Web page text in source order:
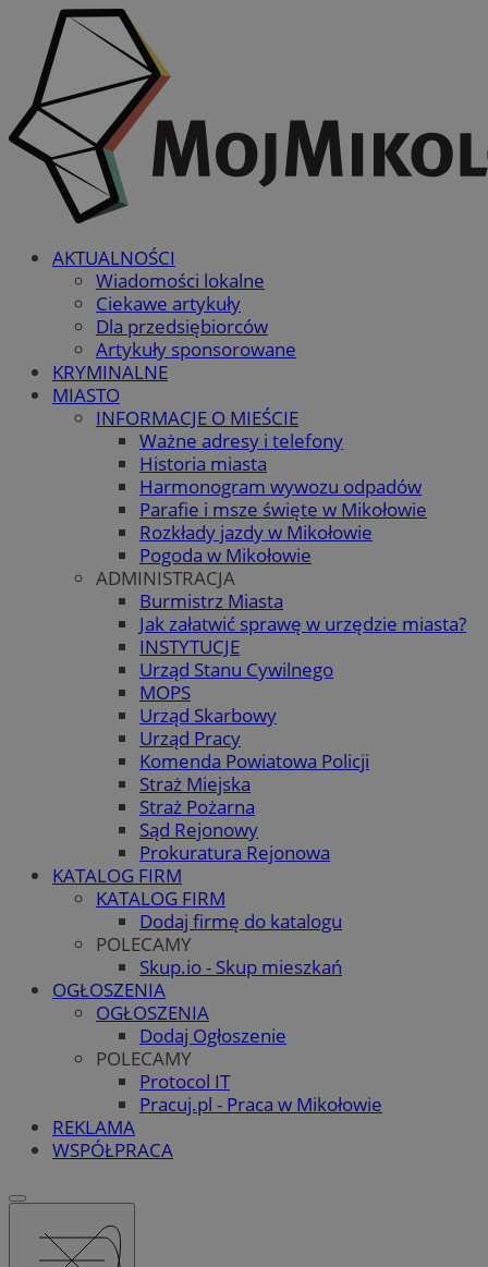
AKTUALNOŚCI
Wiadomości lokalne
Ciekawe artykuły
Dla przedsiębiorców
Artykuły sponsorowane
KRYMINALNE
MIASTO
INFORMACJE O MIEŚCIE
Ważne adresy i telefony
Historia miasta
Harmonogram wywozu odpadów
Parafie i msze święte w Mikołowie
Rozkłady jazdy w Mikołowie
Pogoda w Mikołowie
ADMINISTRACJA
Burmistrz Miasta
Jak załatwić sprawę w urzędzie miasta?
INSTYTUCJE
Urząd Stanu Cywilnego
MOPS
Urząd Skarbowy
Urząd Pracy
Komenda Powiatowa Policji
Straż Miejska
Straż Pożarna
Sąd Rejonowy
Prokuratura Rejonowa
KATALOG FIRM
KATALOG FIRM
Dodaj firmę do katalogu
POLECAMY
Skup.io - Skup mieszkań
OGŁOSZENIA
OGŁOSZENIA
Dodaj Ogłoszenie
POLECAMY
Protocol IT
Pracuj.pl - Praca w Mikołowie
REKLAMA
WSPÓŁPRACA